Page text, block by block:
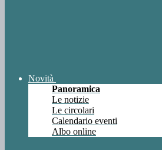
Novità
Panoramica
Le notizie
Le circolari
Calendario eventi
Albo online